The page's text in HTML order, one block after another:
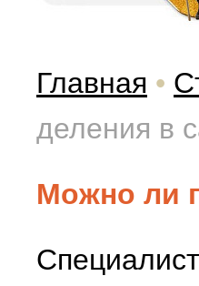
Главная •
деления в
Можно ли